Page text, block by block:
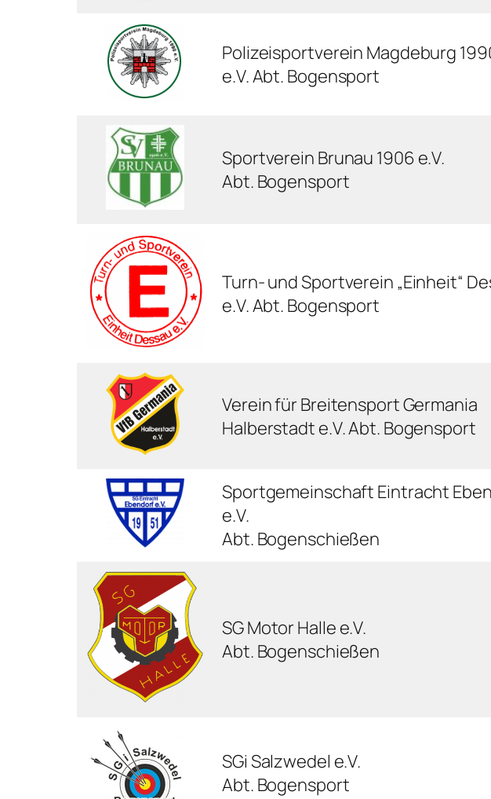
Polizeisportverein Magdeburg
e.V. Abt. Bogensport
Sportverein Brunau 1906 e.V.
Abt. Bogensport
Turn- und Sportverein „Einheit“
e.V. Abt. Bogensport
Verein für Breitensport Germania
Halberstadt e.V. Abt. Bogensport
Sportgemeinschaft Eintracht
e.V.
Abt. Bogenschießen
SG Motor Halle e.V.
Abt. Bogenschießen
SGi Salzwedel e.V.
Abt. Bogensport